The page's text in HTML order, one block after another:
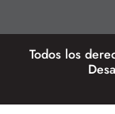
Todos los